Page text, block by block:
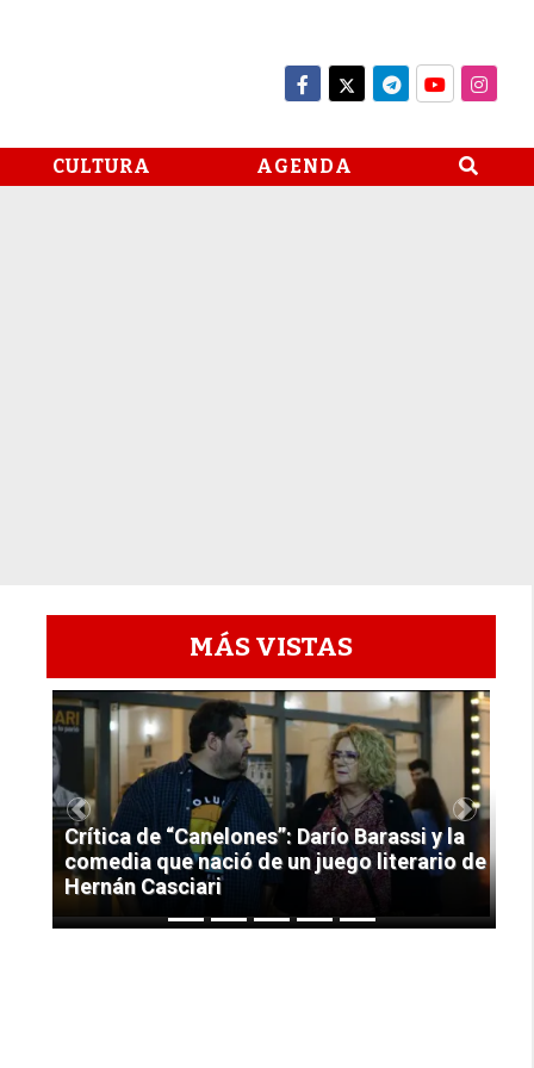
CULTURA AGENDA
MÁS VISTAS
1
Crítica de “Canelones”: Darío Barassi y la
comedia que nació de un juego literario de
Hernán Casciari
Previous Next